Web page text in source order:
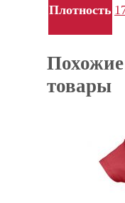
Плотность
Похожие
товары